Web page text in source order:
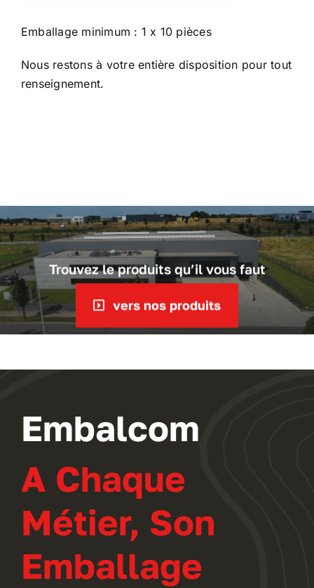
Emballage minimum : 1 x 10 pièces
Nous restons à votre entière disposition pour tout
renseignement.
Trouvez le produits qu’il vous faut
vers nos produits
Embalcom
A Chaque
Métier, Son
Emballage